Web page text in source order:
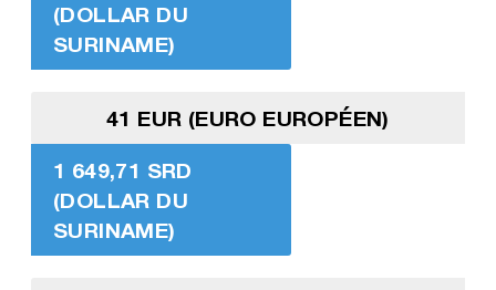
(DOLLAR DU
SURINAME)
41 EUR (EURO EUROPÉEN)
1 649,71 SRD
(DOLLAR DU
SURINAME)